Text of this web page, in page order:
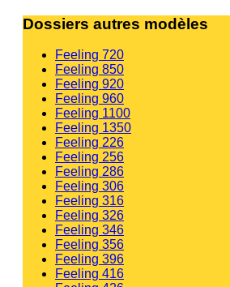
Dossiers autres modèles
Feeling 720
Feeling 850
Feeling 920
Feeling 960
Feeling 1100
Feeling 1350
Feeling 226
Feeling 256
Feeling 286
Feeling 306
Feeling 316
Feeling 326
Feeling 346
Feeling 356
Feeling 396
Feeling 416